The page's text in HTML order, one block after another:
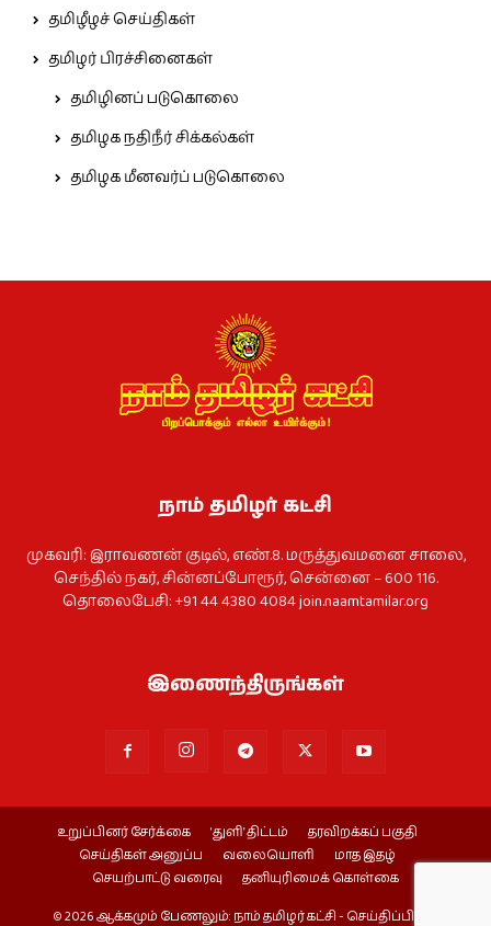
தமிழீழச் செய்திகள்
தமிழர் பிரச்சினைகள்
தமிழினப் படுகொலை
தமிழக நதிநீர் சிக்கல்கள்
தமிழக மீனவர்ப் படுகொலை
நாம் தமிழர் கட்சி
முகவரி: இராவணன் குடில், எண்.8. மருத்துவமனை சாலை,
செந்தில் நகர், சின்னப்போரூர், சென்னை – 600 116.
தொலைபேசி: +91 44 4380 4084join.naamtamilar.org
இணைந்திருங்கள்
உறுப்பினர் சேர்க்கை ‘துளி’ திட்டம்
தரவிறக்கப் பகுதி
செய்திகள் அனுப்ப
வலையொளி
மாத இதழ்
செயற்பாட்டு வரைவு
தனியுரிமைக் கொள்கை
© 2026 ஆக்கமும் பேணலும்: நாம் தமிழர் கட்சி - செய்திப்பிரிவு